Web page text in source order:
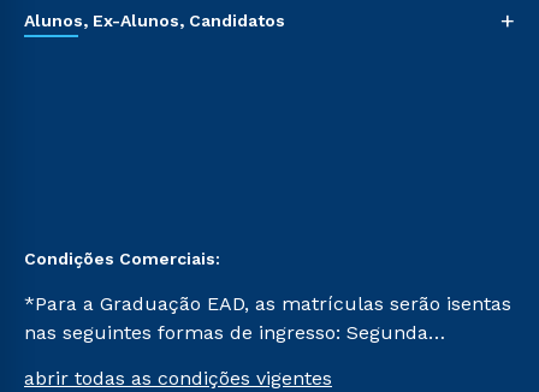
Alunos, Ex-Alunos, Candidatos +
Condições Comerciais:
*Para a Graduação EAD, as matrículas serão isentas
nas seguintes formas de ingresso: Segunda
abrir todas as condições vigentes